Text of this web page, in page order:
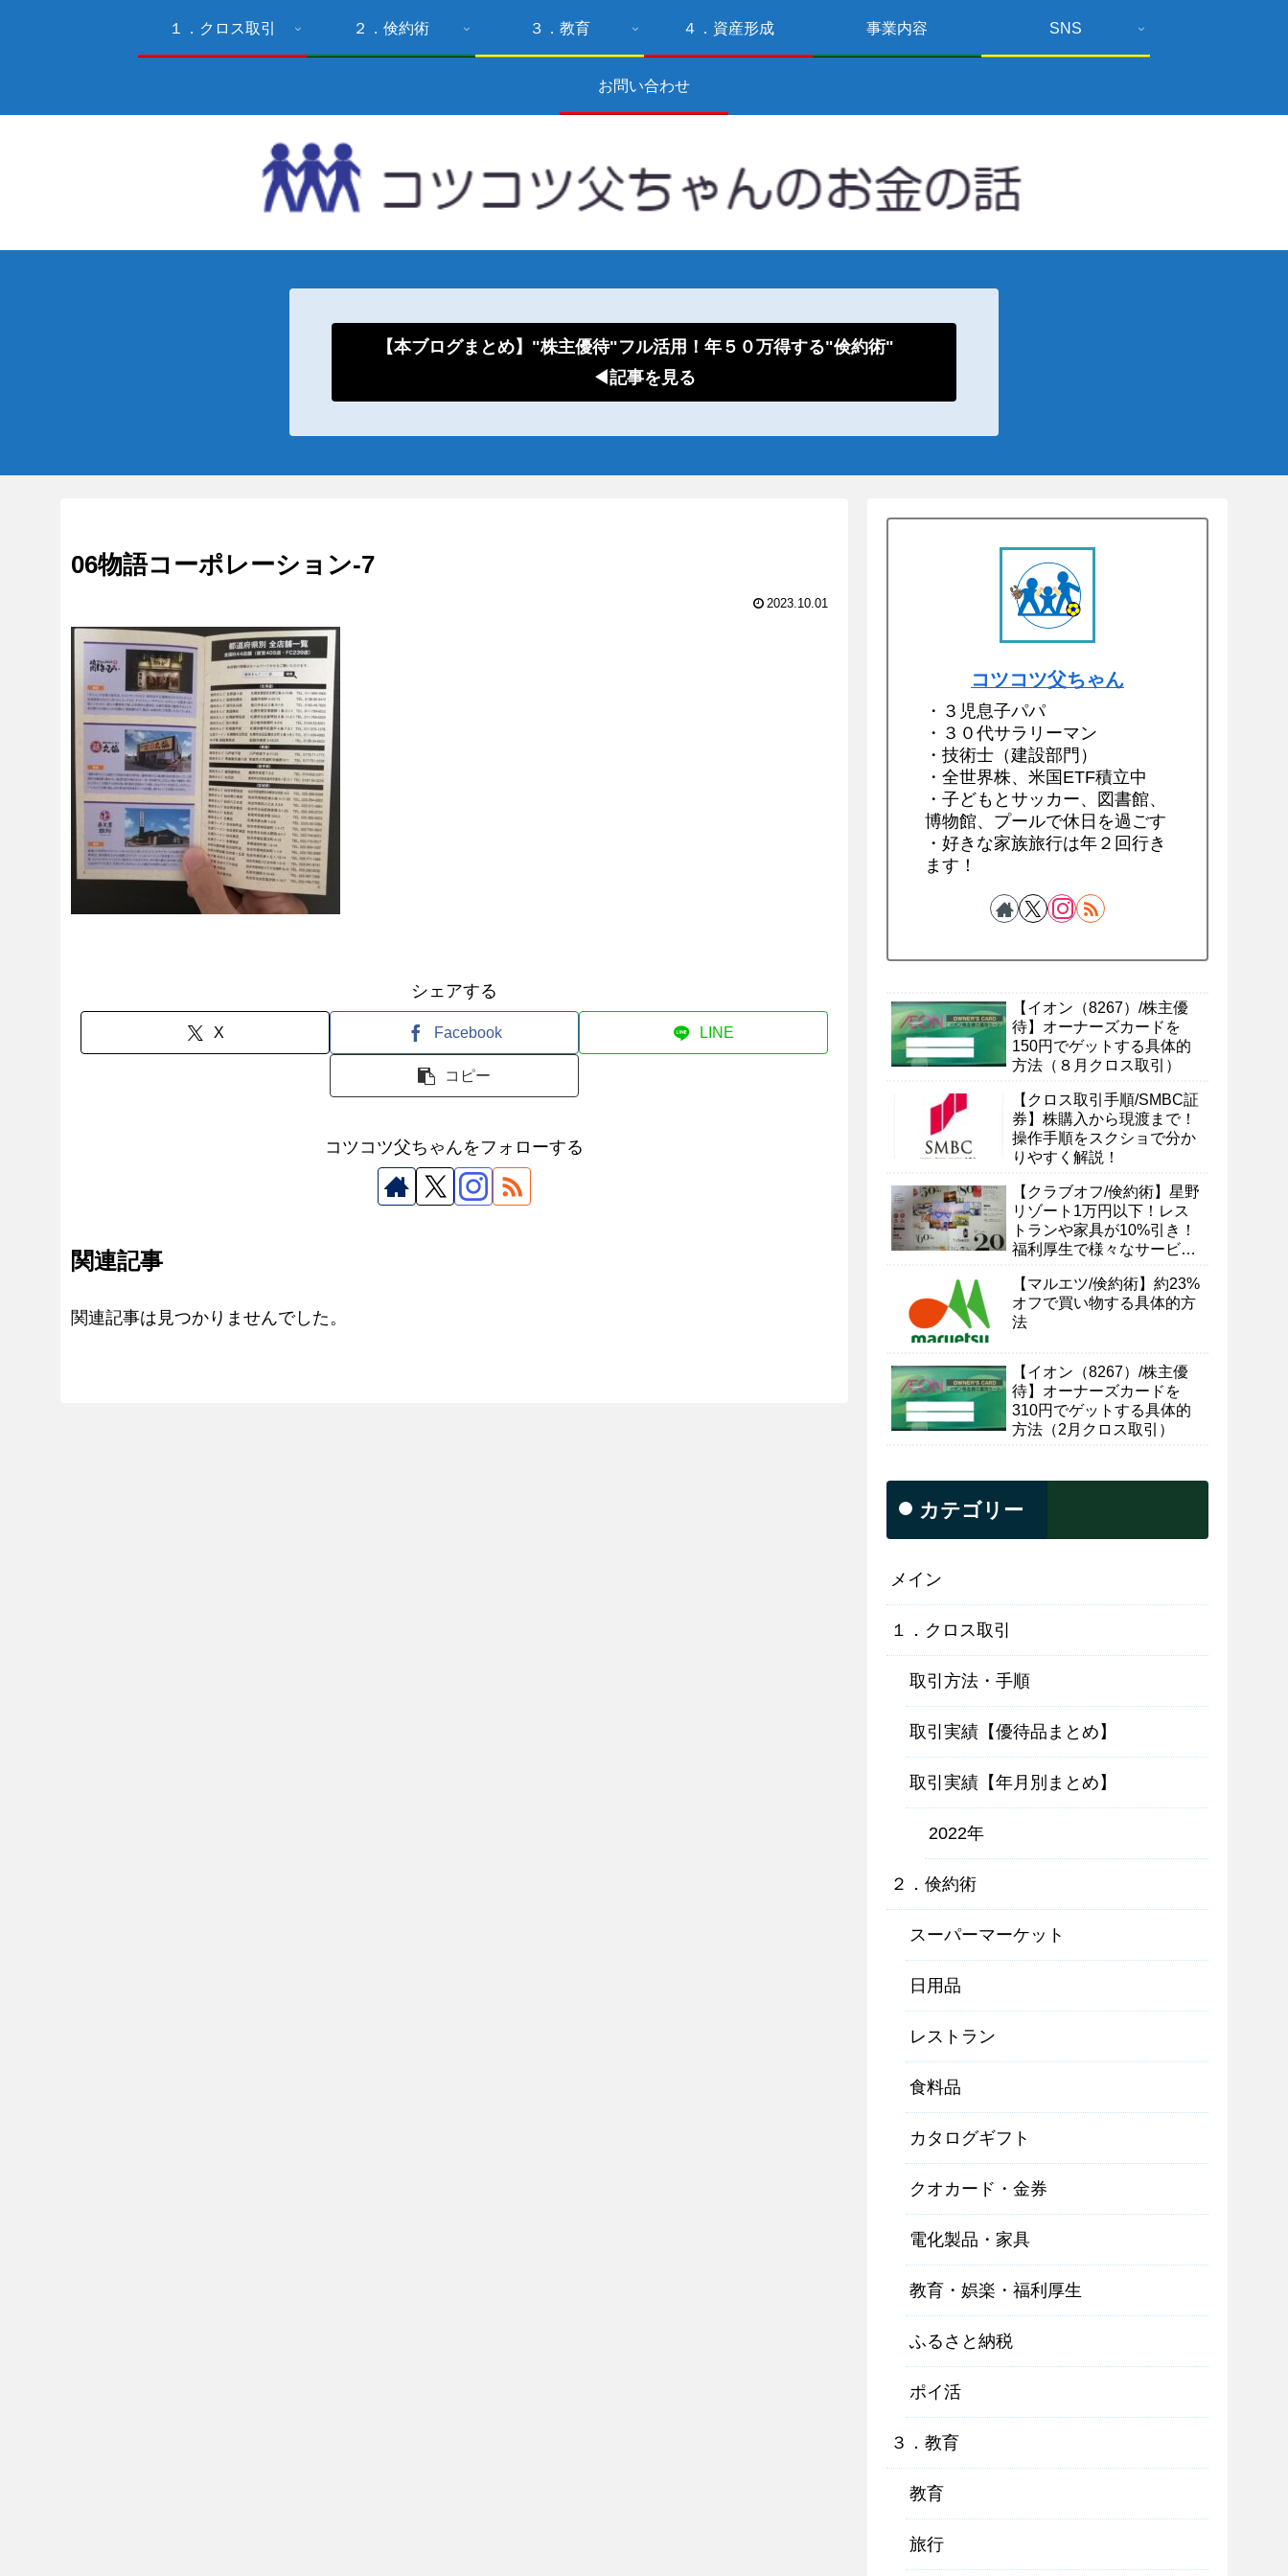
１．クロス取引 ２．倹約術 ３．教育 ４．資産形成 事業内容 SNS
お問い合わせ
【本ブログまとめ】"株主優待"フル活用！年５０万得する"倹約術"
◀記事を見る
06物語コーポレーション-7
2023.10.01
シェアする
X Facebook LINE
コピー
コツコツ父ちゃんをフォローする
関連記事
関連記事は見つかりませんでした。
コツコツ父ちゃん
・３児息子パパ
・３０代サラリーマン
・技術士（建設部門）
・全世界株、米国ETF積立中
・子どもとサッカー、図書館、
博物館、プールで休日を過ごす
・好きな家族旅行は年２回行き
ます！
【イオン（8267）/株主優
待】オーナーズカードを
150円でゲットする具体的
方法（８月クロス取引）
【クロス取引手順/SMBC証
券】株購入から現渡まで！
操作手順をスクショで分か
りやすく解説！
【クラブオフ/倹約術】星野
リゾート1万円以下！レス
トランや家具が10%引き！
福利厚生で様々なサービス
【マルエツ/倹約術】約23%
オフで買い物する具体的方
法
【イオン（8267）/株主優
待】オーナーズカードを
310円でゲットする具体的
方法（2月クロス取引）
カテゴリー
メイン
１．クロス取引
取引方法・手順
取引実績【優待品まとめ】
取引実績【年月別まとめ】
2022年
２．倹約術
スーパーマーケット
日用品
レストラン
食料品
カタログギフト
クオカード・金券
電化製品・家具
教育・娯楽・福利厚生
ふるさと納税
ポイ活
３．教育
教育
旅行